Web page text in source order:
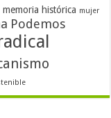
memoria histórica mujer
Podemos